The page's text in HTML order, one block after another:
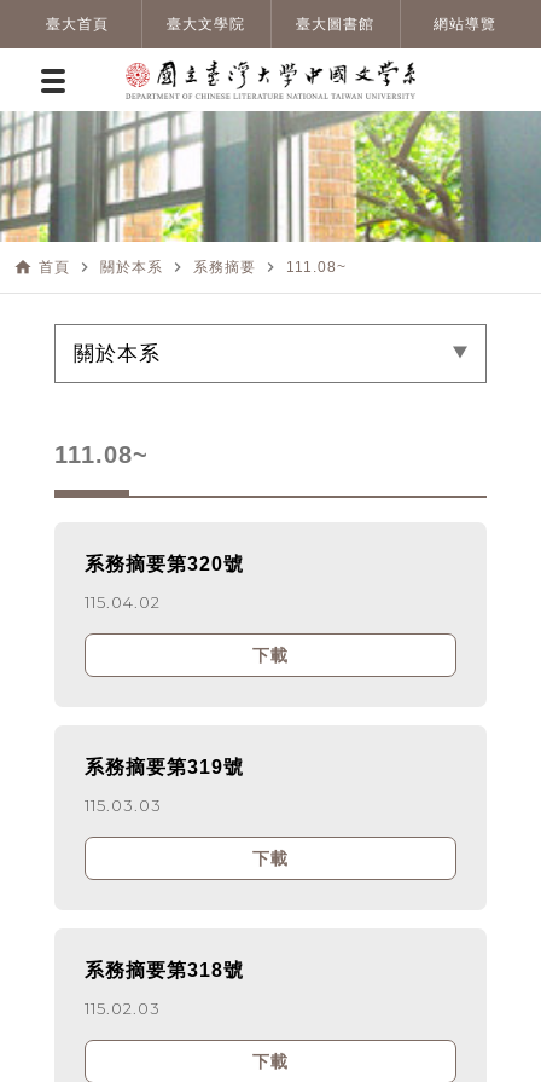
臺大首頁 臺大文學院 臺大圖書館 網站導覽
home 首頁 navigate_next 關於本系 navigate_next 系務摘要 navigate_next 111.08~
關於本系
111.08~
系務摘要第320號
115.04.02
下載
系務摘要第319號
115.03.03
下載
系務摘要第318號
115.02.03
下載